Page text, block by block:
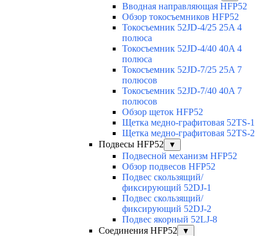
Вводная направляющая HFP52
Обзор токосъемников HFP52
Токосъемник 52JD-4/25 25A 4
полюса
Токосъемник 52JD-4/40 40A 4
полюса
Токосъемник 52JD-7/25 25A 7
полюсов
Токосъемник 52JD-7/40 40A 7
полюсов
Обзор щеток HFP52
Щетка медно-графитовая 52TS-1
Щетка медно-графитовая 52TS-2
Подвесы HFP52
▼
Подвесной механизм HFP52
Обзор подвесов HFP52
Подвес скользящий/
фиксирующий 52DJ-1
Подвес скользящий/
фиксирующий 52DJ-2
Подвес якорный 52LJ-8
Соединения HFP52
▼